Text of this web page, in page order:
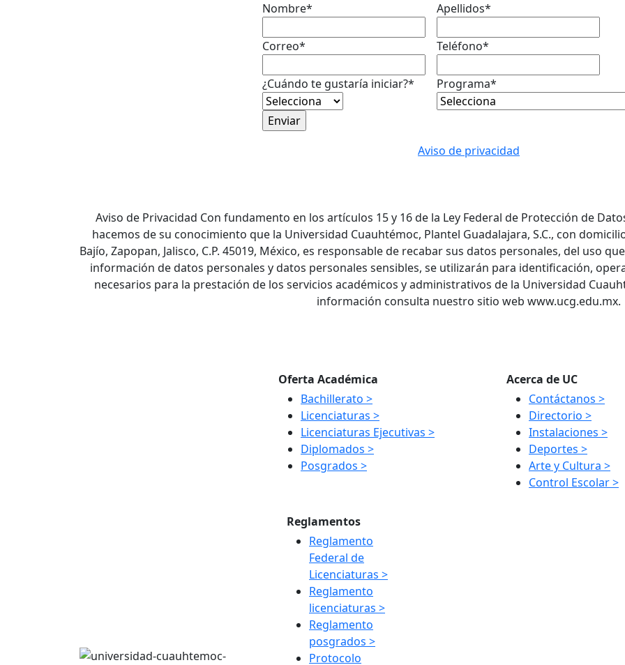
Nombre* Apellidos*
Correo* Teléfono*
¿Cuándo te gustaría iniciar?* Programa*
Aviso de privacidad
Aviso de Privacidad Con fundamento en los artículos 15 y 16 de la Ley Federal de Protección de
hacemos de su conocimiento que la Universidad Cuauhtémoc, Plantel Guadalajara, S.C., con
Bajío, Zapopan, Jalisco, C.P. 45019, México, es responsable de recabar sus datos personales, del uso
información de datos personales y datos personales sensibles, se utilizarán para identificación,
necesarios para la prestación de los servicios académicos y administrativos de la Universidad
información consulta nuestro sitio web www.ucg.edu.mx.
Oferta Académica
Bachillerato >
Licenciaturas >
Licenciaturas Ejecutivas >
Diplomados >
Posgrados >
Acerca de UC
Contáctanos >
Directorio >
Instalaciones >
Deportes >
Arte y Cultura >
Control Escolar >
Reglamentos
Reglamento
Federal de
Licenciaturas >
Reglamento
licenciaturas >
Reglamento
posgrados >
Protocolo